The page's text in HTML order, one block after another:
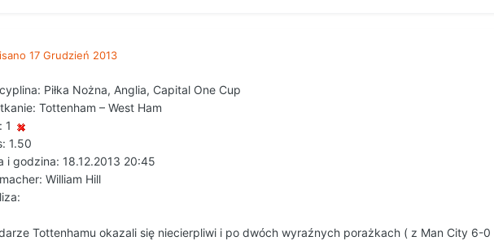
17 Grudzień 2013
Piłka Nożna, Anglia, Capital One Cup
Tottenham – West Ham
1
1.50
i godzina: 18.12.2013 20:45
William Hill
Tottenhamu okazali się niecierpliwi i po dwóch wyraźnych porażkach ( z Man City 6-